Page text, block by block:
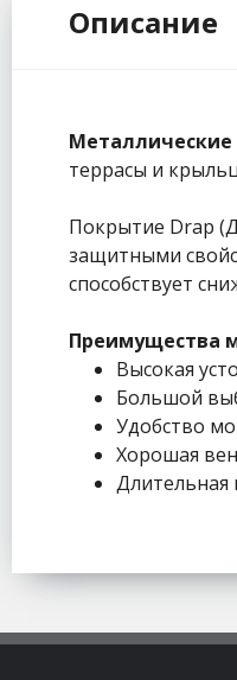
Описание
Металлические
террасы и
Покрытие Drap
защитными
способствует
Преимущества
Высокая
Большой
Удобство
Хорошая
Длительная